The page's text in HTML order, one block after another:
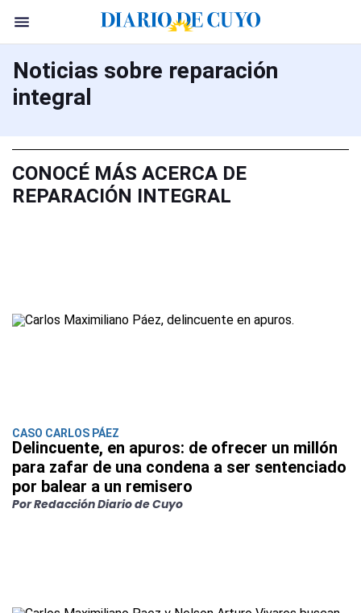
Noticias sobre reparación
integral
CONOCÉ MÁS ACERCA DE
REPARACIÓN INTEGRAL
CASO CARLOS PÁEZ
Delincuente, en apuros: de ofrecer un millón
para zafar de una condena a ser sentenciado
por balear a un remisero
Por Redacción Diario de Cuyo